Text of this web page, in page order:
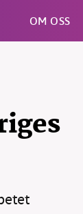
OM OSS